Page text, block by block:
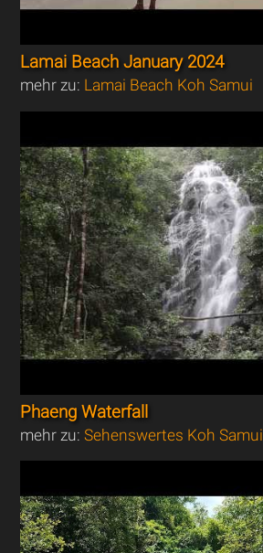
Lamai Beach January 2024
mehr zu: Lamai Beach Koh Samui
Phaeng Waterfall
mehr zu:Sehenswertes Koh Samui